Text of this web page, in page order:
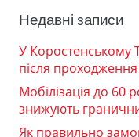
Недавні записи
У Коростенському
після
Мобілізація до 60
знижують
Як правильно